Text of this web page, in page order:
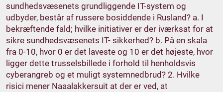
sundhedsvæsenets grundliggende IT-system og
udbyder, består af russere bosiddende i Rusland? a. I
bekræftende fald; hvilke initiativer er der iværksat for at
sikre sundhedsvæsenets IT- sikkerhed? b. På en skala
fra 0-10, hvor 0 er det laveste og 10 er det højeste, hvor
ligger dette trusselsbillede i forhold til henholdsvis
cyberangreb og et muligt systemnedbrud? 2. Hvilke
risici mener Naaalakkersuit at der er ved, at